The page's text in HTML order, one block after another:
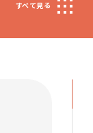
すべて見る